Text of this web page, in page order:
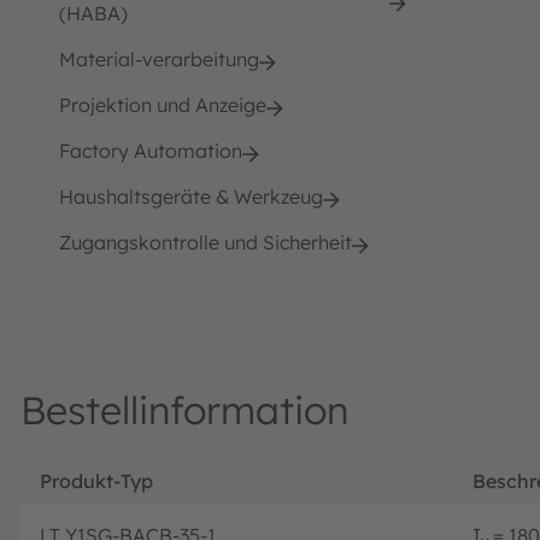
(HABA)
Material-verarbeitung
Projektion und Anzeige
Factory Automation
Haushaltsgeräte & Werkzeug
Zugangskontrolle und Sicherheit
Bestellinformation
Produkt-Typ
LT Y1SG-BACB-35-1 I =